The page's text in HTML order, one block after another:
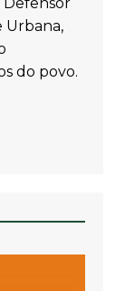
Defensor
Urbana,
do povo.